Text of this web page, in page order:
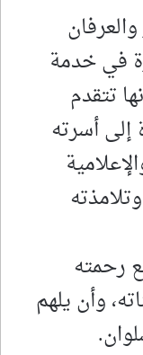
في خدمة
تتقدم
أسرته
رحمته
وأن يلهم